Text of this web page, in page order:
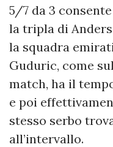
5/7 da 3
la tripla di
la squadra
Guduric, come
match, ha il
e poi
stesso serbo
all’intervallo.